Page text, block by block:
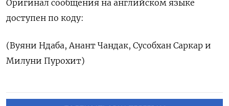
Оригинал сообщения на английском языке
доступен по коду:
(Вуяни Ндаба, Анант Чандак, Сусобхан Саркар и
Милуни Пурохит)